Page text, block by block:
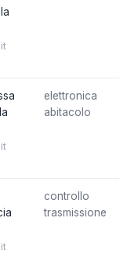
elettronica
abitacolo
controllo
trasmissione